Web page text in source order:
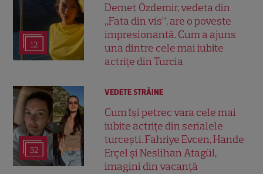
12
Demet Özdemir, vedeta din
„Fata din vis”, are o poveste
impresionantă. Cum a ajuns
una dintre cele mai iubite
actrițe din Turcia
32
VEDETE STRĂINE
Cum își petrec vara cele mai
iubite actrițe din serialele
turcești. Fahriye Evcen, Hande
Erçel și Neslihan Atagül,
imagini din vacanță